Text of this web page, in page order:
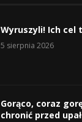
Wyruszyli! Ich cel
5 sierpnia 2026
Gorąco, coraz
chronić przed